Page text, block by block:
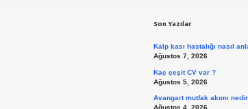
Son Yazılar
Kalp kası hastalığı nasıl
Ağustos 7, 2026
Kaç çeşit CV var ?
Ağustos 5, 2026
Avangart mutfak akımı